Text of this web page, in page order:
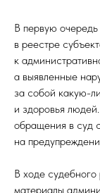
В первую очередь
в реестре
к
а выявленные
за собой какую-
и здоровья
обращения в суд
на
В ходе судебного
материалы